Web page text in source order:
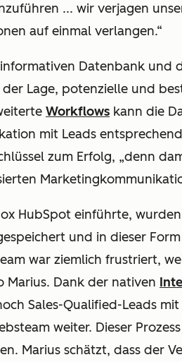
... wir verjagen
auf einmal verlangen.“
Datenbank und
Lage, potenzielle und
Workflows kann die
mit Leads
zum Erfolg, „denn
HubSpot einführte,
und in dieser
war ziemlich frustriert,
Marius. Dank der nativen
Sales-Qualified-Leads
weiter. Dieser
Marius schätzt, dass der